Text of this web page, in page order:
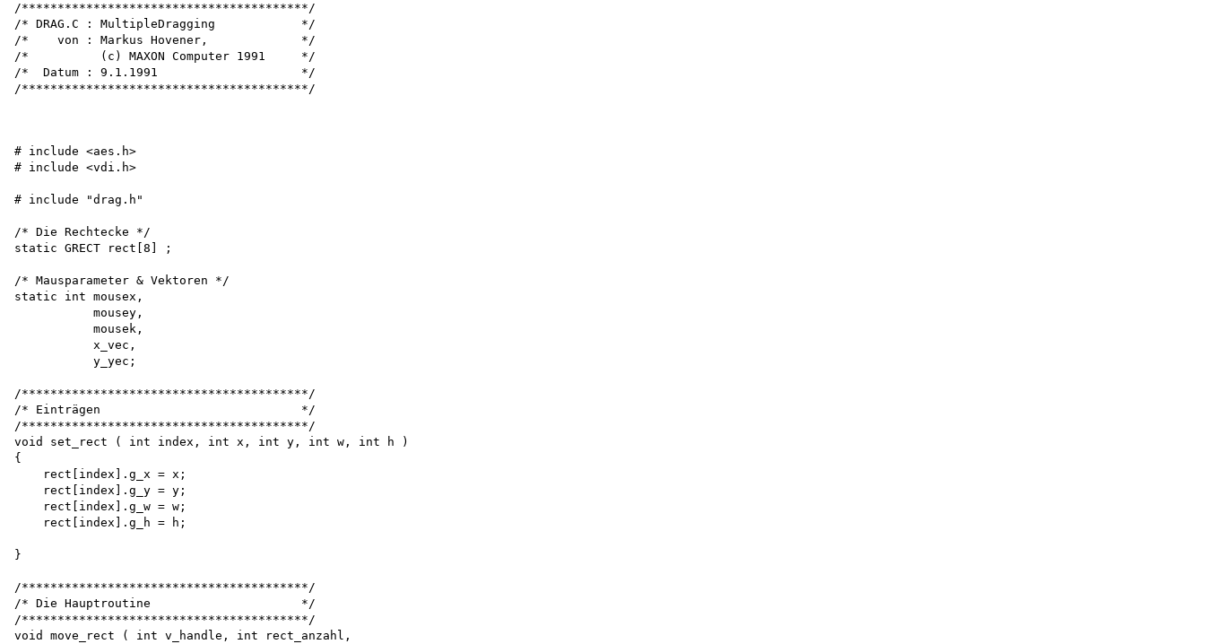
/****************************************/
/* DRAG.C : MultipleDragging            */
/*    von : Markus Hovener,             */
/*          (c) MAXON Computer 1991     */
/*  Datum : 9.1.1991                    */
/****************************************/
# include <aes.h>
# include <vdi.h>
# include "drag.h"
/* Die Rechtecke */
static GRECT rect[8] ;
/* Mausparameter & Vektoren */
static int mousex,
           mousey,
           mousek,
           x_vec,
           y_yec;
/****************************************/
/* Einträgen                            */
/****************************************/
void set_rect ( int index, int x, int y, int w, int h )
{
    rect[index].g_x = x;
    rect[index].g_y = y;
    rect[index].g_w = w;
    rect[index].g_h = h;
}
/****************************************/
/* Die Hauptroutine                     */
/****************************************/
void move_rect ( int v_handle, int rect_anzahl,